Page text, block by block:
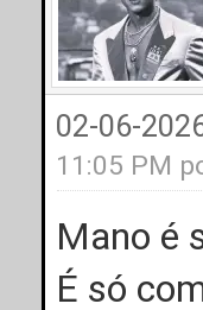
02-06-
11:05 PM
Mano é
É só